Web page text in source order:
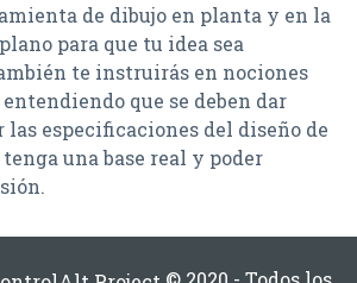
de dibujo en planta y en la
para que tu idea sea
te instruirás en nociones
que se deben dar
las especificaciones del diseño de
una base real y poder